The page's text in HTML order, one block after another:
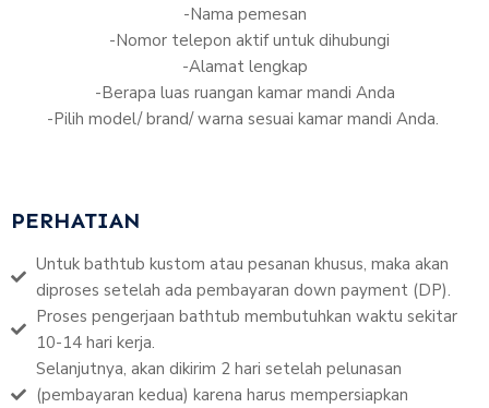
-Nama pemesan
-Nomor telepon aktif untuk dihubungi
-Alamat lengkap
-Berapa luas ruangan kamar mandi Anda
-Pilih model/ brand/ warna sesuai kamar mandi Anda.
PERHATIAN
Untuk bathtub kustom atau pesanan khusus, maka akan
diproses setelah ada pembayaran down payment (DP).
Proses pengerjaan bathtub membutuhkan waktu sekitar
10-14 hari kerja.
Selanjutnya, akan dikirim 2 hari setelah pelunasan
(pembayaran kedua) karena harus mempersiapkan